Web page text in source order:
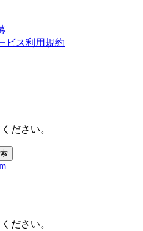
ビス利用規約
ださい。
ださい。